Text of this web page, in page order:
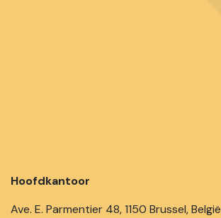
Hoofdkantoor
Ave. E. Parmentier 48, 1150 Brussel, België